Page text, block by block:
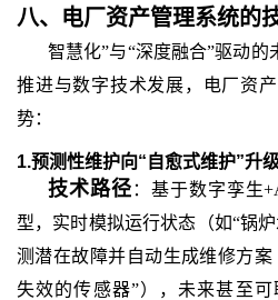
八、 电厂资产管理系统的
智慧化”与“深度融合”驱动的
推进与数字技术发展，电厂资
势：
1.预测性维护向“自愈式维护”升
技术路径 ：基于数字孪生
型，实时模拟运行状态（如“锅
测潜在故障并自动生成维修方
失效的传感器”），未来甚至